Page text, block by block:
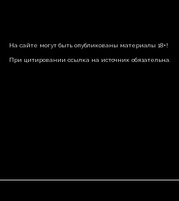
На сайте могут быть опубликованы материалы 18+!
При цитировании ссылка на источник обязательна.